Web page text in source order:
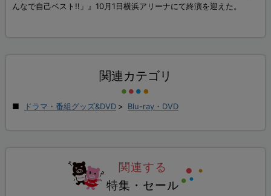
んなで自己ベスト!!」』10月1日横浜アリーナにて終演を迎えた。
関連カテゴリ
ドラマ・番組グッズ&DVD > Blu-ray・DVD
関連する
特集・セール